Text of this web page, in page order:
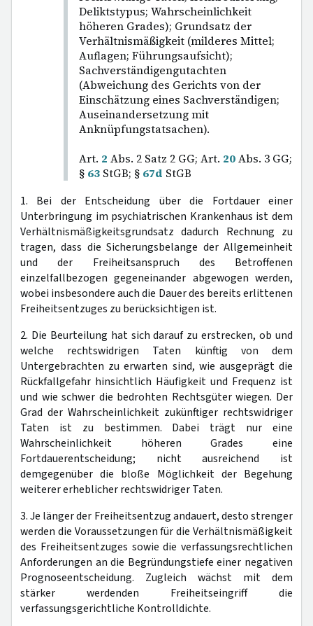
Deliktstypus; Wahrscheinlichkeit
höheren Grades); Grundsatz der
Verhältnismäßigkeit (milderes Mittel;
Auflagen; Führungsaufsicht);
Sachverständigengutachten
(Abweichung des Gerichts von der
Einschätzung eines Sachverständigen;
Auseinandersetzung mit
Anknüpfungstatsachen).
Art. 2 Abs. 2 Satz 2 GG; Art. 20Abs. 3 GG;
§ 63 StGB; § 67d StGB
1. Bei der Entscheidung über die Fortdauer einer
Unterbringung im psychiatrischen Krankenhaus ist dem
Verhältnismäßigkeitsgrundsatz dadurch Rechnung zu
tragen, dass die Sicherungsbelange der Allgemeinheit
und der Freiheitsanspruch des Betroffenen
einzelfallbezogen gegeneinander abgewogen werden,
wobei insbesondere auch die Dauer des bereits erlittenen
Freiheitsentzuges zu berücksichtigen ist.
2. Die Beurteilung hat sich darauf zu erstrecken, ob und
welche rechtswidrigen Taten künftig von dem
Untergebrachten zu erwarten sind, wie ausgeprägt die
Rückfallgefahr hinsichtlich Häufigkeit und Frequenz ist
und wie schwer die bedrohten Rechtsgüter wiegen. Der
Grad der Wahrscheinlichkeit zukünftiger rechtswidriger
Taten ist zu bestimmen. Dabei trägt nur eine
Wahrscheinlichkeit höheren Grades eine
Fortdauerentscheidung; nicht ausreichend ist
demgegenüber die bloße Möglichkeit der Begehung
weiterer erheblicher rechtswidriger Taten.
3. Je länger der Freiheitsentzug andauert, desto strenger
werden die Voraussetzungen für die Verhältnismäßigkeit
des Freiheitsentzuges sowie die verfassungsrechtlichen
Anforderungen an die Begründungstiefe einer negativen
Prognoseentscheidung. Zugleich wächst mit dem
stärker werdenden Freiheitseingriff die
verfassungsgerichtliche Kontrolldichte.